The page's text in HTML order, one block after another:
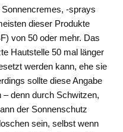
-sprays
dieser Produkte
von 50 oder mehr. Das
Hautstelle 50 mal länger
werden kann, ehe sie
sollte diese Angabe
denn durch Schwitzen,
der Sonnenschutz
sein, selbst wenn